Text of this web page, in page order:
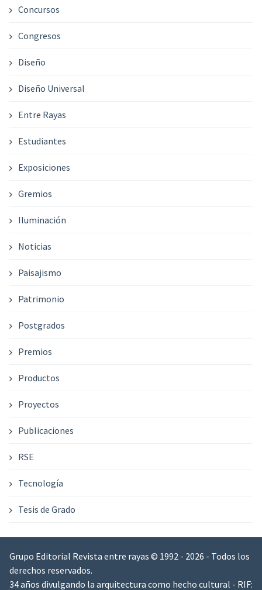
Concursos
Congresos
Diseño
Diseño Universal
Entre Rayas
Estudiantes
Exposiciones
Gremios
Iluminación
Noticias
Paisajismo
Patrimonio
Postgrados
Premios
Productos
Proyectos
Publicaciones
RSE
Tecnología
Tesis de Grado
Grupo Editorial Revista entre rayas © 1992 - 2026 - Todos los
derechos reservados.
34 años divulgando la arquitectura como hecho cultural - RIF: